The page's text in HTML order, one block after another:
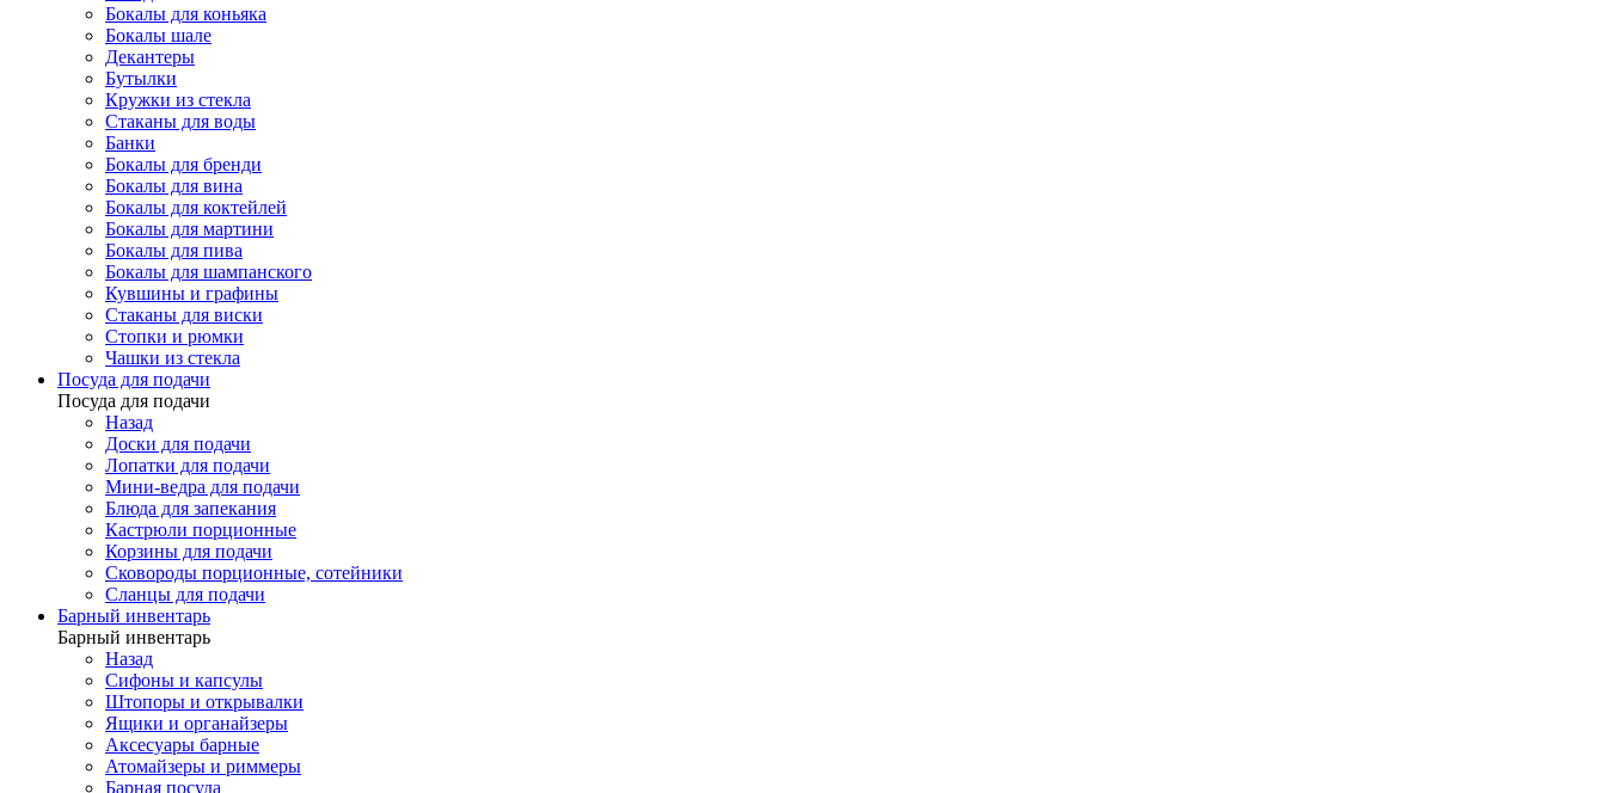
Бокалы для коньяка
Бокалы шале
Декантеры
Бутылки
Кружки из стекла
Стаканы для воды
Банки
Бокалы для бренди
Бокалы для вина
Бокалы для коктейлей
Бокалы для мартини
Бокалы для пива
Бокалы для шампанского
Кувшины и графины
Стаканы для виски
Стопки и рюмки
Чашки из стекла
Посуда для подачи
Посуда для подачи
Назад
Доски для подачи
Лопатки для подачи
Мини-ведра для подачи
Блюда для запекания
Кастрюли порционные
Корзины для подачи
Сковороды порционные, сотейники
Сланцы для подачи
Барный инвентарь
Барный инвентарь
Назад
Сифоны и капсулы
Штопоры и открывалки
Ящики и органайзеры
Аксесуары барные
Атомайзеры и риммеры
Барная посуда